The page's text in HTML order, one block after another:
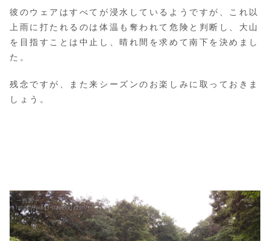
彼のウェアはすべてが浸水しているようですが、これ以
上雨に打たれるのは体温も奪われて危険と判断し、大山
を目指すことは中止し、晴れ間を求めて南下を決めまし
た。
残念ですが、また来シーズンのお楽しみに取っておきま
しょう。